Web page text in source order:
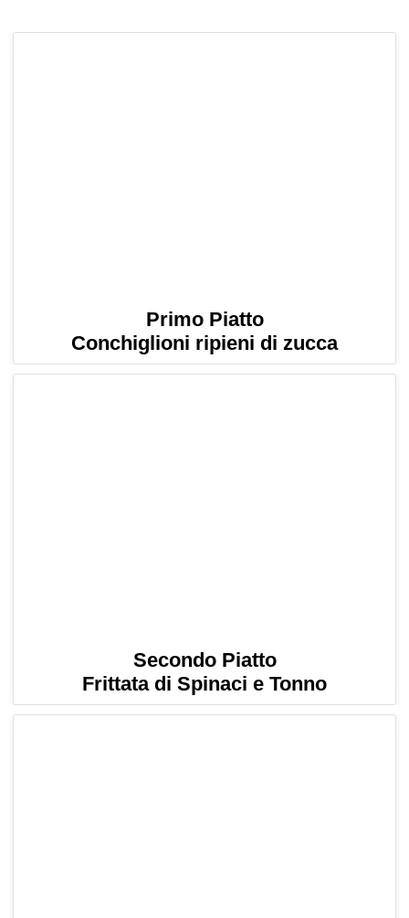
Primo Piatto
Conchiglioni ripieni di zucca
Secondo Piatto
Frittata di Spinaci e Tonno